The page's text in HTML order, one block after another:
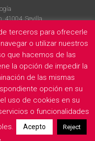
41004, Sevilla
de privacidad Cookies
terceros para ofrecerle
o utilizar nuestros
que hacemos de las
la opción de impedir la
de las mismas
opción en su
uso de cookies en su
o funcionalidades
Acepto Reject